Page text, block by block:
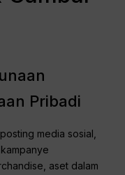
Pribadi
media sosial,
kampanye
aset dalam